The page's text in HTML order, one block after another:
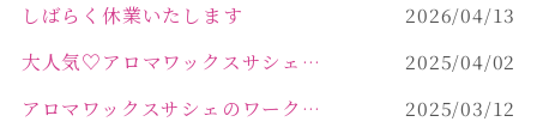
しばらく休業いたします
2026/04/13
大人気♡アロマワックスサシェ作り
2025/04/02
アロマワックスサシェのワークショップinPOLA中込原店 VOL.2
2025/03/12